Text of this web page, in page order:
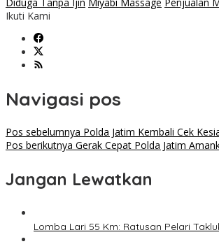
Ikuti Kami
Navigasi pos
Pos sebelumnya Polda Jatim Kembali Cek
Pos berikutnya Gerak Cepat Polda Jatim
Jangan Lewatkan
Lomba Lari 55 Km: Ratusan Pelari